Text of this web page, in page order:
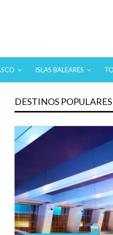
ISLAS BALEARES
DESTINOS